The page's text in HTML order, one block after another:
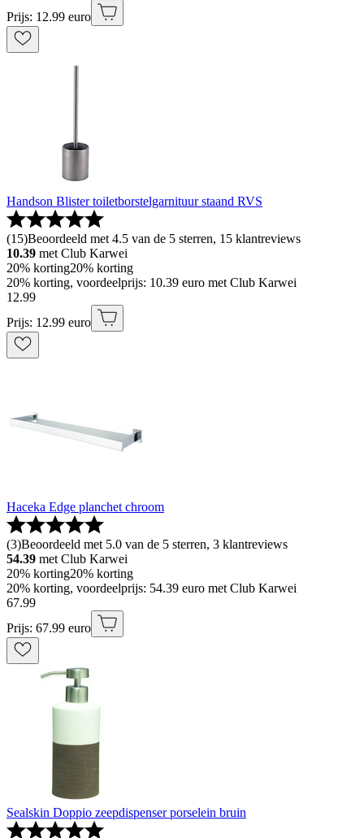
Prijs: 12.99 euro
Handson Blister toiletborstelgarnituur staand RVS
(15)Beoordeeld met 4.5 van de 5 sterren, 15 klantreviews
10.39 met Club Karwei
20% korting20% korting
20% korting, voordeelprijs: 10.39 euro met Club Karwei
12.99
Prijs: 12.99 euro
Haceka Edge planchet chroom
(3)Beoordeeld met 5.0 van de 5 sterren, 3 klantreviews
54.39 met Club Karwei
20% korting20% korting
20% korting, voordeelprijs: 54.39 euro met Club Karwei
67.99
Prijs: 67.99 euro
Sealskin Doppio zeepdispenser porselein bruin